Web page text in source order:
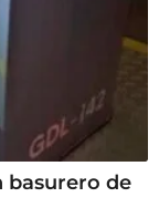
basurero de